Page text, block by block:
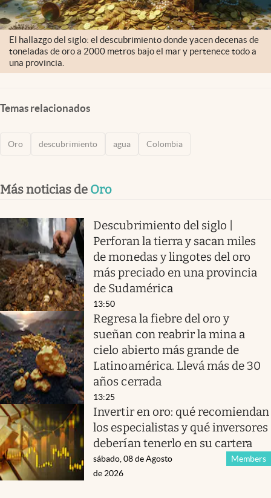
El hallazgo del siglo: el descubrimiento donde yacen decenas de
toneladas de oro a 2000 metros bajo el mar y pertenece todo a
una provincia.
Temas relacionados
Oro descubrimiento agua Colombia
Más noticias de Oro
Descubrimiento del siglo |
Perforan la tierra y sacan miles
de monedas y lingotes del oro
más preciado en una provincia
de Sudamérica
13:50
Regresa la fiebre del oro y
sueñan con reabrir la mina a
cielo abierto más grande de
Latinoamérica. Llevá más de 30
años cerrada
13:25
Invertir en oro: qué recomiendan
los especialistas y qué inversores
deberían tenerlo en su cartera
Members
sábado, 08 de Agosto
de 2026